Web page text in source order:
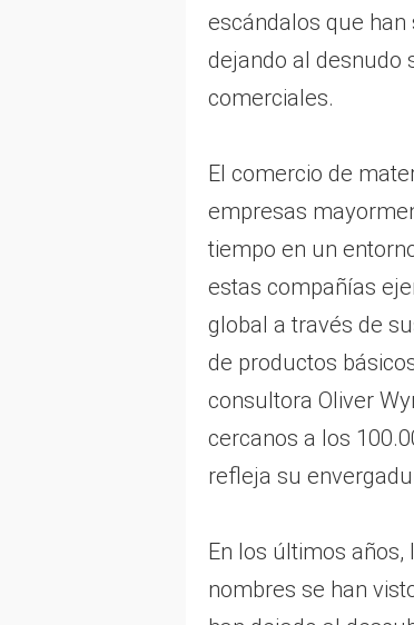
escándalos que han
dejando al desnudo
comerciales.
El comercio de
empresas
tiempo en un
estas compañías
global a través de
de productos
consultora Oliver
cercanos a los
refleja su
En los últimos
nombres se han